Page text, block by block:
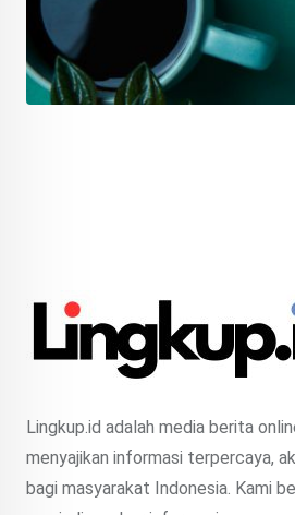
Lingkup.id adalah media berita
menyajikan informasi terpercaya,
bagi masyarakat Indonesia. Kami